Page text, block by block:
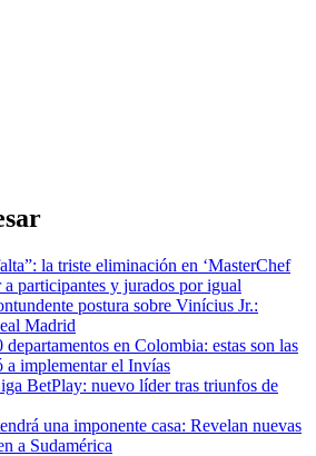
la triste eliminación en ‘MasterChef
participantes y jurados por igual
postura sobre Vinícius Jr.:
Madrid
en Colombia: estas son las
a implementar el Invías
BetPlay: nuevo líder tras triunfos de
una imponente casa: Revelan nuevas
a Sudamérica